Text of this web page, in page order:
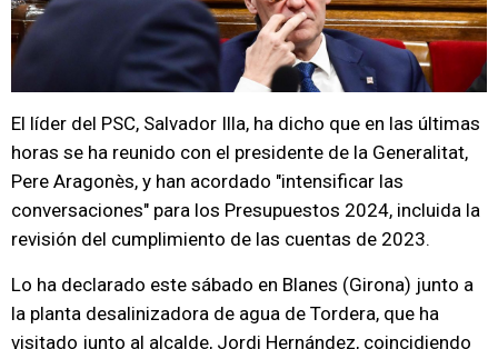
El líder del PSC, Salvador Illa, ha dicho que en las últimas
horas se ha reunido con el presidente de la Generalitat,
Pere Aragonès, y han acordado "intensificar las
conversaciones" para los Presupuestos 2024, incluida la
revisión del cumplimiento de las cuentas de 2023.
Lo ha declarado este sábado en Blanes (Girona) junto a
la planta desalinizadora de agua de Tordera, que ha
visitado junto al alcalde, Jordi Hernández, coincidiendo